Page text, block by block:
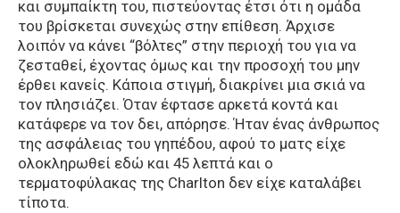
και συμπαίκτη του, πιστεύοντας έτσι ότι η ομάδα
του βρίσκεται συνεχώς στην επίθεση. Άρχισε
λοιπόν να κάνει “βόλτες” στην περιοχή του για να
ζεσταθεί, έχοντας όμως και την προσοχή του μην
έρθει κανείς. Κάποια στιγμή, διακρίνει μια σκιά να
τον πλησιάζει. Όταν έφτασε αρκετά κοντά και
κατάφερε να τον δει, απόρησε. Ήταν ένας άνθρωπος
της ασφάλειας του γηπέδου, αφού το ματς είχε
ολοκληρωθεί εδώ και 45 λεπτά και ο
τερματοφύλακας της Charlton δεν είχε καταλάβει
τίποτα.